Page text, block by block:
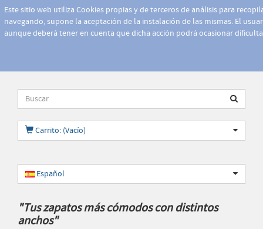
Este sitio web utiliza Cookies propias y de terceros de análisis para
navegando, supone la aceptación de la instalación de las mismas. El
aunque deberá tener en cuenta que dicha acción podrá ocasionar
Carrito: (Vacío)
Español
"Tus zapatos más cómodos con distintos
anchos"